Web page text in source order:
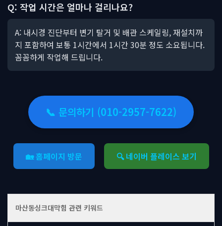
Q: 작업 시간은 얼마나 걸리나요?
A: 내시경 진단부터 변기 탈거 및 배관 스케일링, 재설치까
지 포함하여 보통 1시간에서 1시간 30분 정도 소요됩니다.
꼼꼼하게 작업해 드립니다.
📞 문의하기 (010-2957-7622)
🏡 홈페이지 방문 🔍 네이버 플레이스 보기
마산동싱크대막힘 관련 키워드